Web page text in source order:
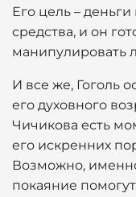
Его цель –
средства, и он
манипулировать
И все же, Гоголь
его духовного
Чичикова есть
его искренних
Возможно,
покаяние